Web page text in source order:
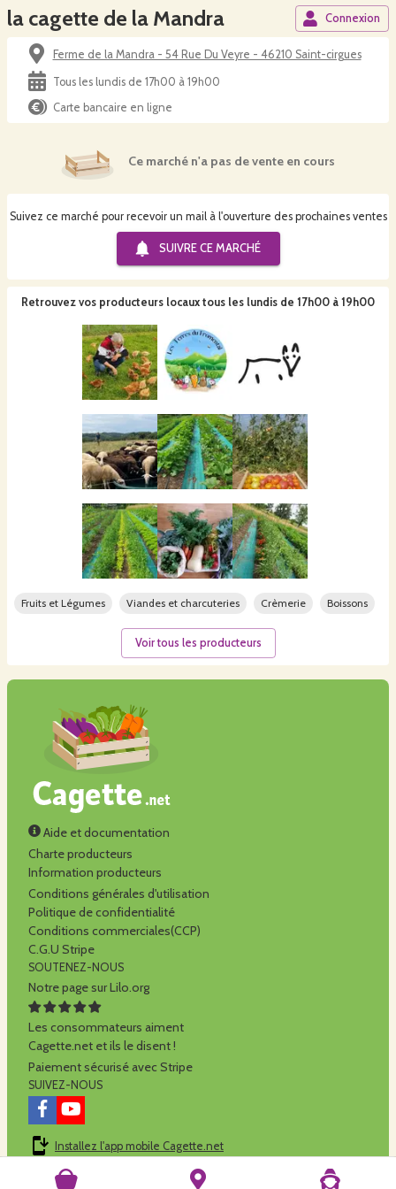
la cagette de la Mandra Connexion
Ferme de la Mandra - 54 Rue Du Veyre - 46210 Saint-cirgues
Tous les lundis de 17h00 à 19h00
Carte bancaire en ligne
Ce marché n'a pas de vente en cours
Suivez ce marché pour recevoir un mail à l'ouverture des prochaines ventes
SUIVRE CE MARCHÉ
Retrouvez vos producteurs locaux tous les lundis de 17h00 à 19h00
Fruits et Légumes Viandes et charcuteries Crèmerie Boissons
Voir tous les producteurs
Aide et documentation
Charte producteurs
Information producteurs
Conditions générales d'utilisation
Politique de confidentialité
Conditions commerciales(CCP)
C.G.U Stripe
SOUTENEZ-NOUS
Notre page sur Lilo.org
Les consommateurs aiment
Cagette.net et ils le disent !
Paiement sécurisé avec Stripe
SUIVEZ-NOUS
Installez l'app mobile Cagette.net
Cagette.net est réalisé par la SCOP Alilo